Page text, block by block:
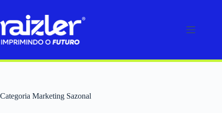
o
conteúdo
Categoria Marketing Sazonal